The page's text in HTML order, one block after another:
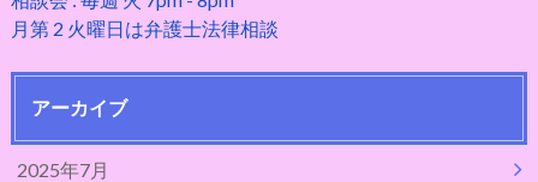
月第 2 火曜日は弁護士法律相談
アーカイブ
2025年7月